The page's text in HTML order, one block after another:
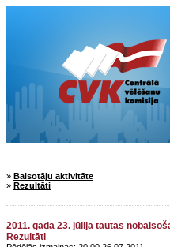
» Balsotāju aktivitāte
» Rezultāti
2011. gada 23. jūlija tautas
Rezultāti